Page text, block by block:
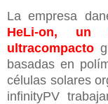
La empresa
HeLi-on, un
ultracompacto
basadas en
células solares
infinityPV